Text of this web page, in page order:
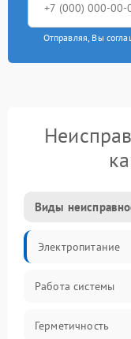
Отправляя, Вы
Виды
Электропитание
Работа системы
Герметичность